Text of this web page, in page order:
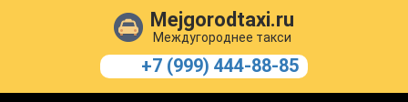
Mejgorodtaxi.ru
Междугороднее такси
+7 (999) 444-88-85